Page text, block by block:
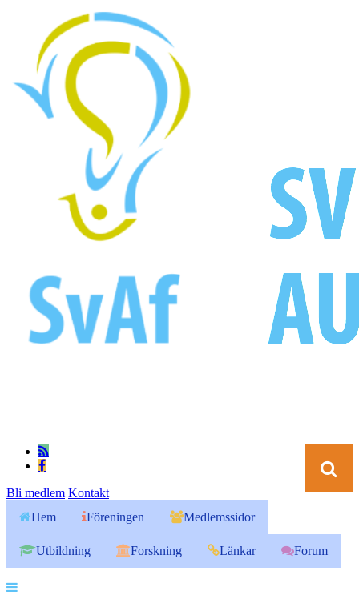
Bli medlem Kontakt
Hem
Föreningen Medlemssidor
Utbildning Forskning Länkar Forum